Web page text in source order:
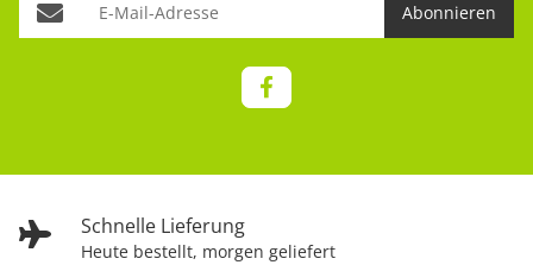
Schnelle Lieferung
Heute bestellt, morgen geliefert
Abonnieren